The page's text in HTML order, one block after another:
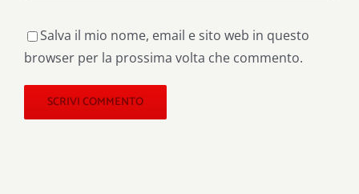
Salva il mio nome, email e sito web in questo
browser per la prossima volta che commento.